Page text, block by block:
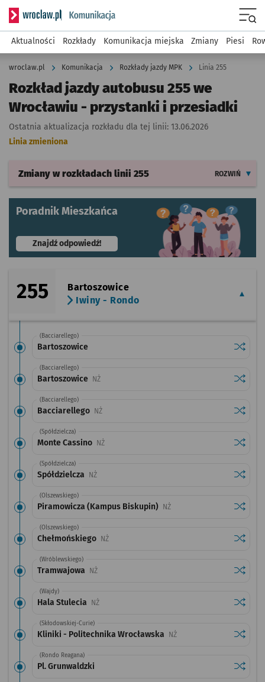
Serwis informacyjny wroclaw.pl podserwis: Komunikacja
Aktualności Rozkłady Komunikacja miejska Zmiany Piesi
wroclaw.pl Komunikacja Rozkłady jazdy MPK Linia 255
Rozkład jazdy autobusu 255 we
Wrocławiu - przystanki i przesiadki
Ostatnia aktualizacja rozkładu dla tej linii: 13.06.2026
Linia zmieniona
Zmiany w rozkładach linii 255 ROZWIŃ
Poradnik Mieszkańca
Znajdź odpowiedź!- otworzy się w nowej karcie
255
Bartoszowice
Iwiny - Rondo
(Bacciarellego)
Bartoszowice
(Bacciarellego)
Bartoszowice NŻPrzystanek na życzenie
(Bacciarellego)
Bacciarellego NŻPrzystanek na życzenie
(Spółdzielcza)
Monte Cassino NŻPrzystanek na życzenie
(Spółdzielcza)
Spółdzielcza NŻPrzystanek na życzenie
(Olszewskiego)
Piramowicza (Kampus Biskupin) NŻPrzystanek na życzenie
(Olszewskiego)
Chełmońskiego NŻPrzystanek na życzenie
(Wróblewskiego)
Tramwajowa NŻPrzystanek na życzenie
(Wajdy)
Hala Stulecia NŻPrzystanek na życzenie
(Skłodowskiej-Curie)
Kliniki - Politechnika Wrocławska NŻPrzystanek na życzenie
(Rondo Reagana)
Pl. Grunwaldzki